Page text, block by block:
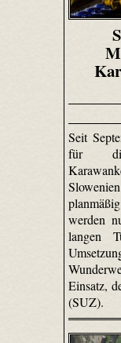
Seit
für
werden
langen
Einsatz,
(SUZ).